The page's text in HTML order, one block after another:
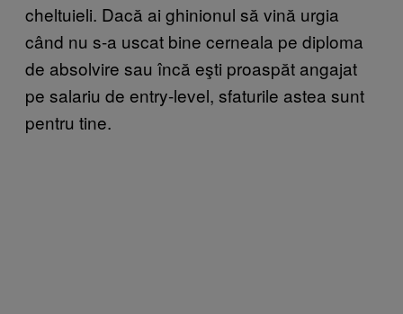
cheltuieli. Dacă ai ghinionul să vină urgia
când nu s-a uscat bine cerneala pe diploma
de absolvire sau încă eşti proaspăt angajat
pe salariu de entry-level, sfaturile astea sunt
pentru tine.